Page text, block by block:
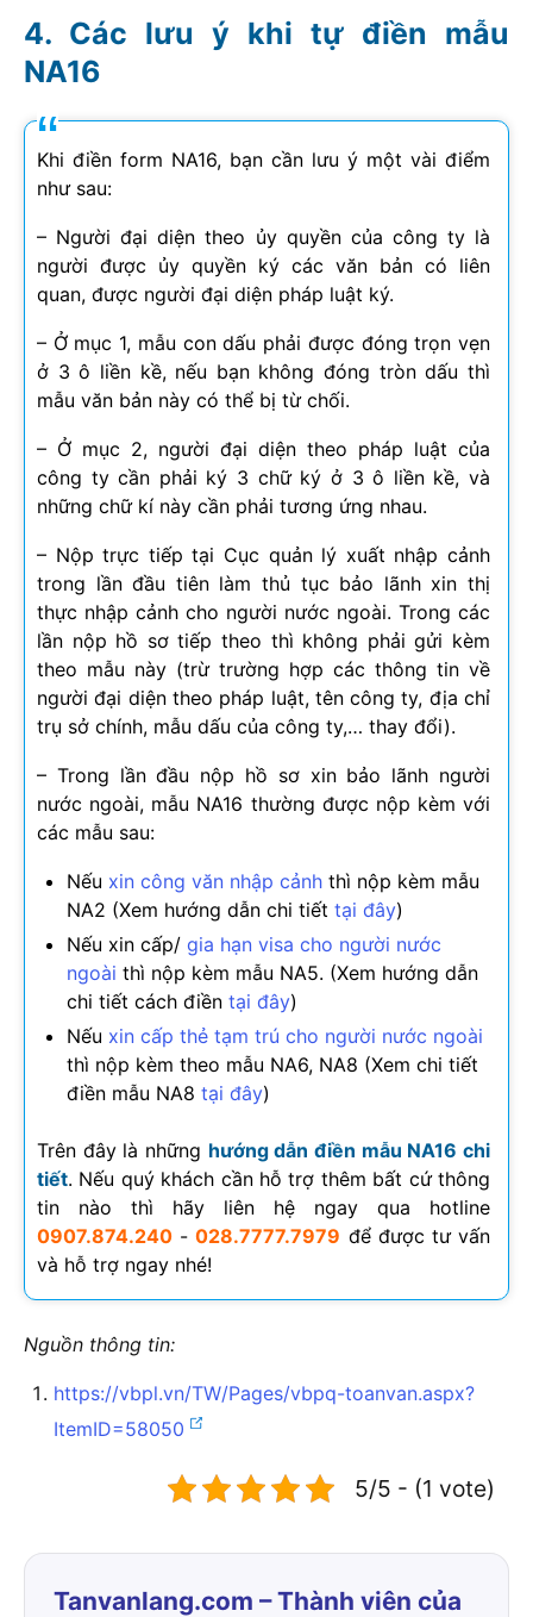
Các lưu ý khi tự điền mẫu
NA16
Khi điền form NA16, bạn cần lưu ý một vài điểm
như sau:
– Người đại diện theo ủy quyền của công ty là
người được ủy quyền ký các văn bản có liên
quan, được người đại diện pháp luật ký.
– Ở mục 1, mẫu con dấu phải được đóng trọn vẹn
ở 3 ô liền kề, nếu bạn không đóng tròn dấu thì
mẫu văn bản này có thể bị từ chối.
– Ở mục 2, người đại diện theo pháp luật của
công ty cần phải ký 3 chữ ký ở 3 ô liền kề, và
những chữ kí này cần phải tương ứng nhau.
– Nộp trực tiếp tại Cục quản lý xuất nhập cảnh
trong lần đầu tiên làm thủ tục bảo lãnh xin thị
thực nhập cảnh cho người nước ngoài. Trong các
lần nộp hồ sơ tiếp theo thì không phải gửi kèm
theo mẫu này (trừ trường hợp các thông tin về
người đại diện theo pháp luật, tên công ty, địa chỉ
trụ sở chính, mẫu dấu của công ty,… thay đổi).
– Trong lần đầu nộp hồ sơ xin bảo lãnh người
nước ngoài, mẫu NA16 thường được nộp kèm với
các mẫu sau:
Nếu xin công văn nhập cảnh thì nộp kèm mẫu
NA2 (Xem hướng dẫn chi tiết tại đây)
Nếu xin cấp/ gia hạn visa cho người nước
ngoài thì nộp kèm mẫu NA5. (Xem hướng dẫn
chi tiết cách điền tại đây)
Nếu xin cấp thẻ tạm trú cho người nước ngoài
thì nộp kèm theo mẫu NA6, NA8 (Xem chi tiết
điền mẫu NA8 tại đây)
Trên đây là những hướng dẫn điền mẫu NA16 chi
tiết. Nếu quý khách cần hỗ trợ thêm bất cứ thông
tin nào thì hãy liên hệ ngay qua hotline
0907.874.240 -028.7777.7979 để được tư vấn
và hỗ trợ ngay nhé!
Nguồn thông tin:
https://vbpl.vn/TW/Pages/vbpq-toanvan.aspx?
ItemID=58050
5/5 - (1 vote)
Tanvanlang.com – Thành viên của